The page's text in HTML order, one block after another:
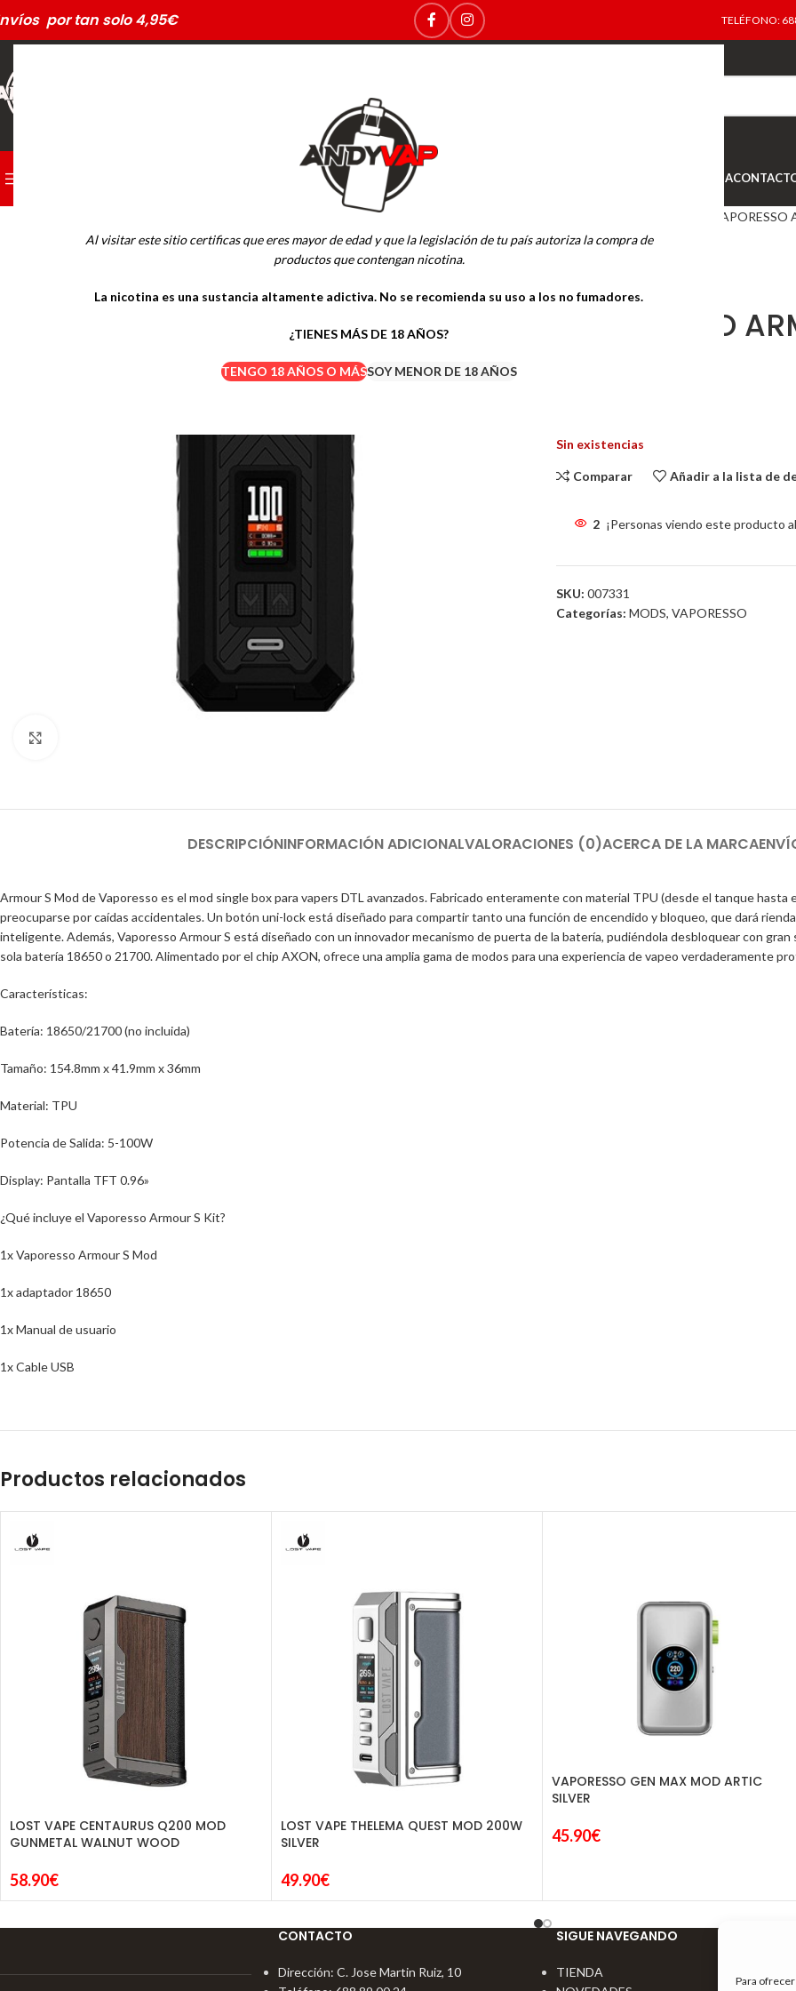
Al visitar este sitio certificas que eres mayor de edad y que la legislación de tu país autoriza la compra de
productos que contengan nicotina.
La nicotina es una sustancia altamente adictiva. No se recomienda su uso a los no fumadores.
¿TIENES MÁS DE 18 AÑOS?
TENGO 18 AÑOS O MÁSSOY MENOR DE 18 AÑOS
Para
por tan solo 4,95€ TELÉFONO:
PODS DESECHABLES
Drifter Desechables
TIENDA
VAPORESSO
Sin existencias
Comparar Añadir a la lista de
2 ¡Personas viendo este producto
SKU: 007331
Categorías: MODS, VAPORESSO
DESCRIPCIÓNINFORMACIÓN ADICIONALVALORACIONES (0)ACERCA DE LA MARCA
Armour S Mod de Vaporesso es el mod single box para vapers DTL avanzados. Fabricado enteramente con material TPU (desde el tanque hasta
preocuparse por caídas accidentales. Un botón uni-lock está diseñado para compartir tanto una función de encendido y bloqueo, que dará
inteligente. Además, Vaporesso Armour S está diseñado con un innovador mecanismo de puerta de la batería, pudiéndola desbloquear con
sola batería 18650 o 21700. Alimentado por el chip AXON, ofrece una amplia gama de modos para una experiencia de vapeo verdaderamente
Características:
Batería: 18650/21700 (no incluida)
Tamaño: 154.8mm x 41.9mm x 36mm
Material: TPU
Potencia de Salida: 5-100W
Display: Pantalla TFT 0.96»
¿Qué incluye el Vaporesso Armour S Kit?
1x Vaporesso Armour S Mod
1x adaptador 18650
1x Manual de usuario
1x Cable USB
Productos relacionados
LOST VAPE CENTAURUS Q200 MOD
GUNMETAL WALNUT WOOD
58.90€
LOST VAPE THELEMA QUEST MOD 200W
SILVER
49.90€
VAPORESSO GEN MAX MOD ARTIC
SILVER
45.90€
CONTACTO
Dirección: C. Jose Martin Ruiz, 10
SIGUE NAVEGANDO
TIENDA